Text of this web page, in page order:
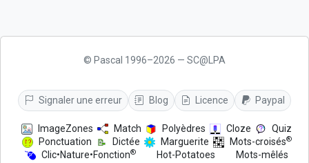
© Pascal 1996–2026 — SC@LPA
Signaler une erreur Blog Licence Paypal
ImageZones Match Polyèdres Cloze
Quiz
Ponctuation
Dictée Marguerite Mots-croisés®
Clic•Nature•Fonction® Hot-Potatoes
Mots-mêlés